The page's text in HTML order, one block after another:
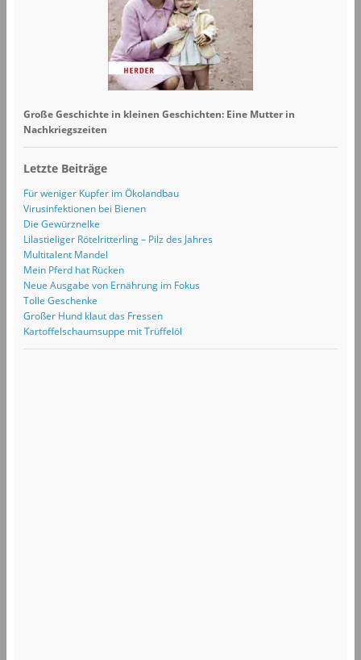
Große Geschichte in kleinen Geschichten: Eine Mutter in
Nachkriegszeiten
Letzte Beiträge
Für weniger Kupfer im Ökolandbau
Virusinfektionen bei Bienen
Die Gewürznelke
Lilastieliger Rötelritterling – Pilz des Jahres
Multitalent Mandel
Mein Pferd hat Rücken
Neue Ausgabe von Ernährung im Fokus
Tolle Geschenke
Großer Hund klaut das Fressen
Kartoffelschaumsuppe mit Trüffelöl